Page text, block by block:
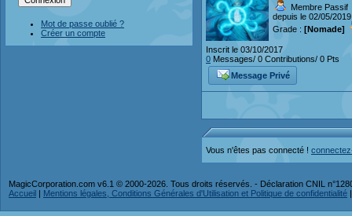
Mot de passe oublié ?
Créer un compte
Membre Passif
depuis le 02/05/2019
Grade : [Nomade]
Inscrit le 03/10/2017
0 Messages/ 0 Contributions/ 0 Pts
Message Privé
Vous n'êtes pas connecté !
MagicCorporation.com v6.1 © 2000-2026. Tous droits réservés. - Déclaration CNIL
Accueil | Mentions légales, Conditions Générales d'Utilisation et Politique de confidentialité